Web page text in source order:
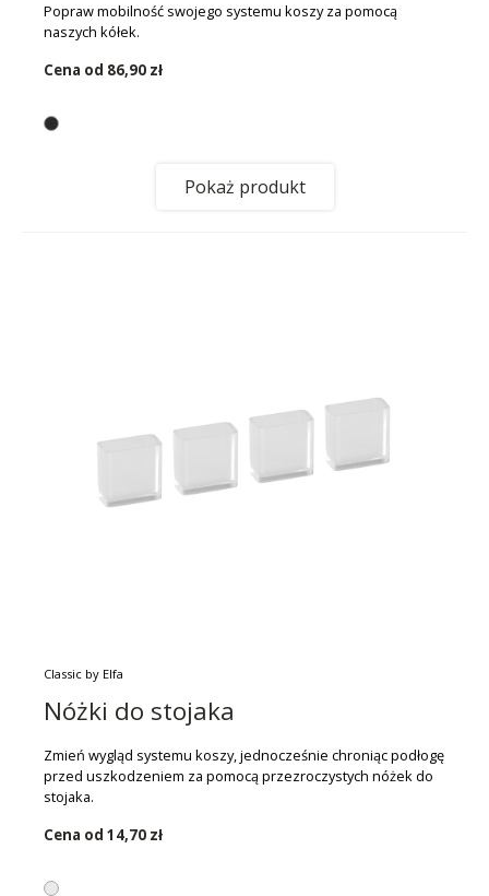
Popraw mobilność swojego systemu koszy za pomocą
naszych kółek.
Cena od 86,90 zł
Pokaż produkt
Classic by Elfa
Nóżki do stojaka
Zmień wygląd systemu koszy, jednocześnie chroniąc podłogę
przed uszkodzeniem za pomocą przezroczystych nóżek do
stojaka.
Cena od 14,70 zł